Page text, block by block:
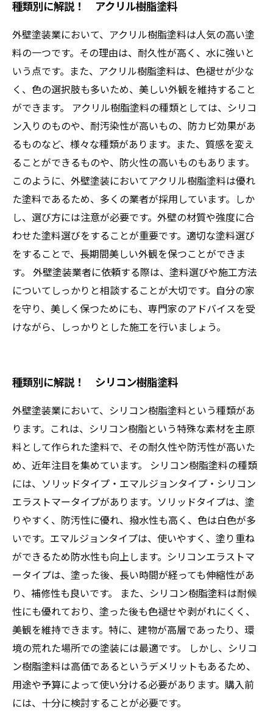
種類別に解説！ アクリル樹脂塗料
外壁塗装業において、アクリル樹脂塗料は人気の高い塗
料の一つです。その理由は、耐久性が高く、水に強いと
いう点です。また、アクリル樹脂塗料は、色褪せが少な
く、色の選択肢も多いため、美しい外観を維持すること
ができます。 アクリル樹脂塗料の種類としては、シリコ
ン入りのものや、耐汚染性が高いもの、防カビ効果があ
るものなど、様々な種類があります。また、質感を変え
ることができるものや、防火性の高いものもあります。
このように、外壁塗装においてアクリル樹脂塗料は優れ
た塗料であるため、多くの業者が採用しています。しか
し、選び方には注意が必要です。外壁の材質や強度に合
わせた塗料選びをすることが重要です。適切な塗料選び
をすることで、長期間美しい外観を保つことができま
す。 外壁塗装業者に依頼する際は、塗料選びや施工方法
についてしっかりと相談することが大切です。自分の家
を守り、美しく保つためにも、専門家のアドバイスを受
けながら、しっかりとした施工を行いましょう。
種類別に解説！ シリコン樹脂塗料
外壁塗装業において、シリコン樹脂塗料という種類があ
ります。これは、シリコン樹脂という特殊な素材を主原
料として作られた塗料で、その耐久性や防汚性が高いた
め、近年注目を集めています。 シリコン樹脂塗料の種類
には、ソリッドタイプ・エマルジョンタイプ・シリコン
エラストマータイプがあります。ソリッドタイプは、塗
りやすく、防汚性に優れ、撥水性も高く、色は白色が多
いです。エマルジョンタイプは、使いやすく、塗り重ね
ができるため防水性も向上します。シリコンエラストマ
ータイプは、塗った後、長い時間が経っても伸縮性があ
り、補修性も良いです。 また、シリコン樹脂塗料は耐候
性にも優れており、塗った後も色褪せや剥がれにくく、
美観を維持できます。特に、建物が高層であったり、環
境の荒れた場所での塗装には最適です。 しかし、シリコ
ン樹脂塗料は高価であるというデメリットもあるため、
用途や予算によって使い分ける必要があります。購入前
には、十分に検討することが必要です。